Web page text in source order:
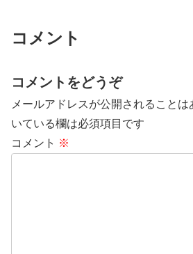
コメント
コメントをどうぞ
メールアドレスが公開されることは
いている欄は必須項目です
コメント ※